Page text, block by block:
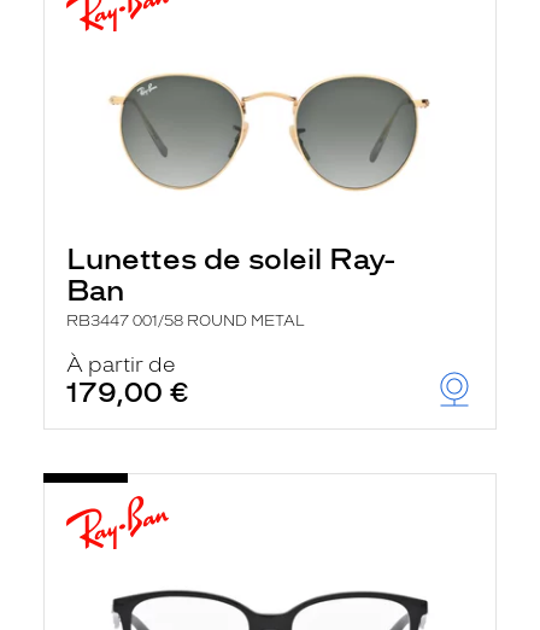
Lunettes de soleil Ray-
Ban
RB3447 001/58 ROUND METAL
À partir de
179,00 €